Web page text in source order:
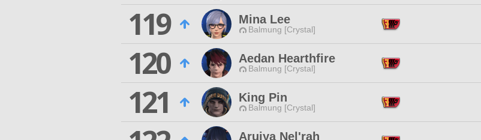
119
Mina Lee
Balmung [Crystal]
120
Aedan Hearthfire
Balmung [Crystal]
121
King Pin
Balmung [Crystal]
Aruiya Nel'rah